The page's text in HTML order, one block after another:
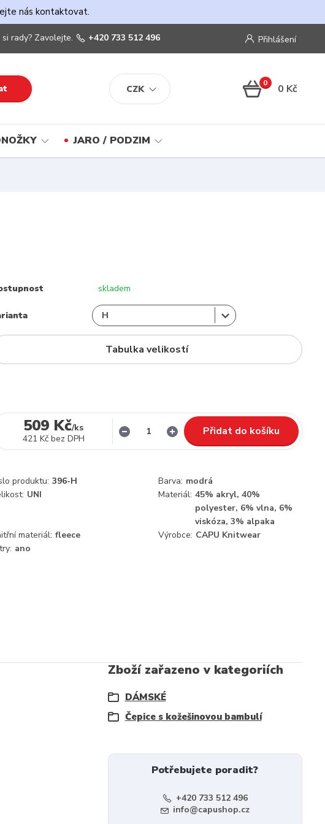
nás kontaktovat.
CZK
Přihlášení
rady? Zavolejte. +420 733 512 496
0 0 Kč
JARO / PODZIM
skladem
Tabulka velikostí
509 Kč/ks
421 Kč bez DPH
Přidat do košíku
produktu: 396-H Barva: modrá
UNI Materiál: 45% akryl, 40%
polyester, 6% vlna, 6%
viskóza, 3% alpaka
materiál: fleece Výrobce: CAPU Knitwear
ano
Zboží zařazeno v kategoriích
DÁMSKÉ
Čepice s kožešinovou bambulí
Potřebujete poradit?
+420 733 512 496
info@capushop.cz